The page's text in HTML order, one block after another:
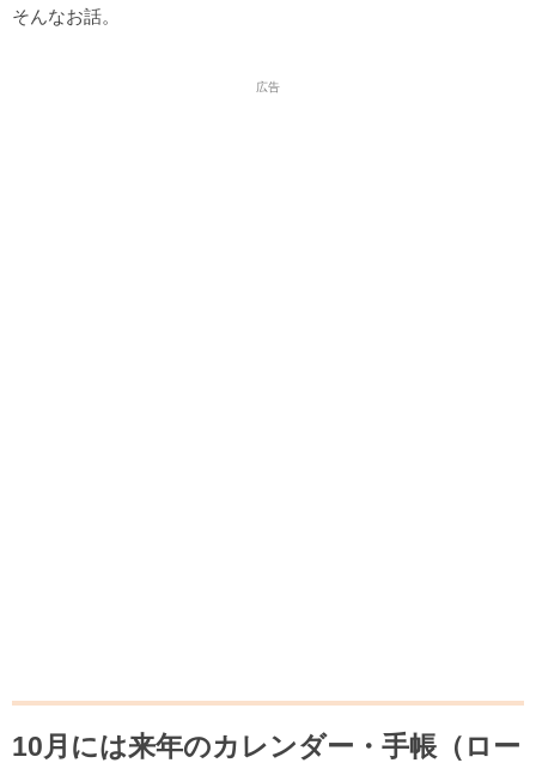
そんなお話。
広告
10月には来年のカレンダー・手帳（ロー